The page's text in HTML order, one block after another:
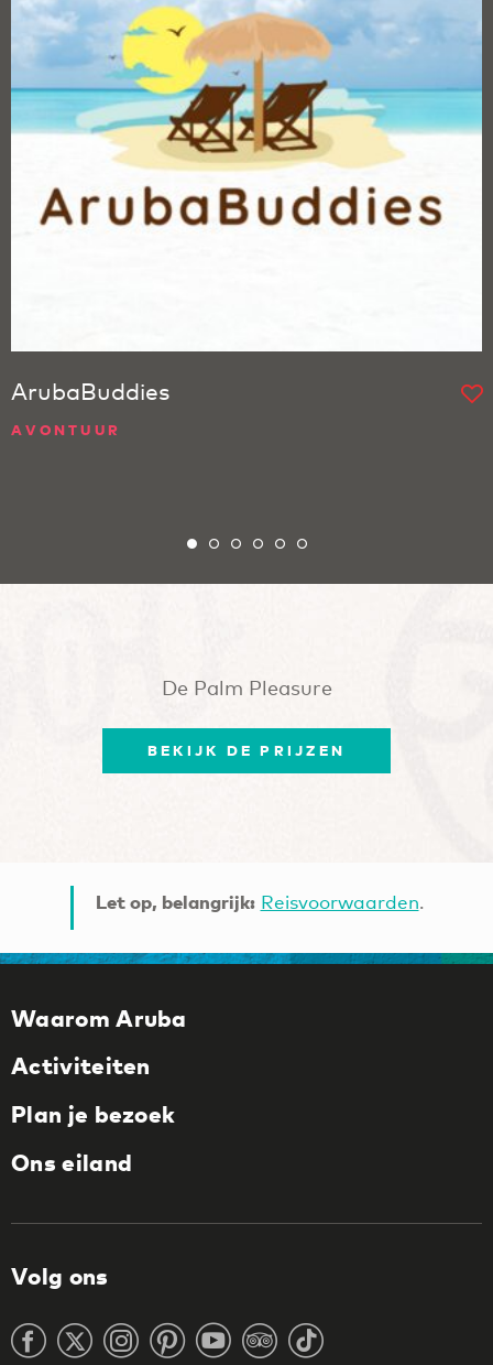
ArubaBuddies
AVONTUUR
De Palm Pleasure
BEKIJK DE PRIJZEN
Let op, belangrijk: Reisvoorwaarden.
Waarom Aruba
Activiteiten
Plan je bezoek
Ons eiland
Volg ons